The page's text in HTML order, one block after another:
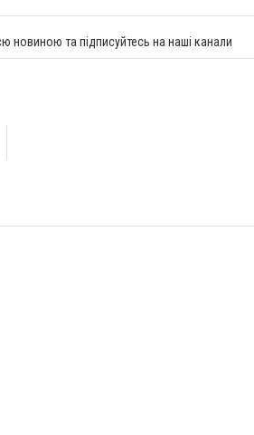
новиною та підписуйтесь на наші канали